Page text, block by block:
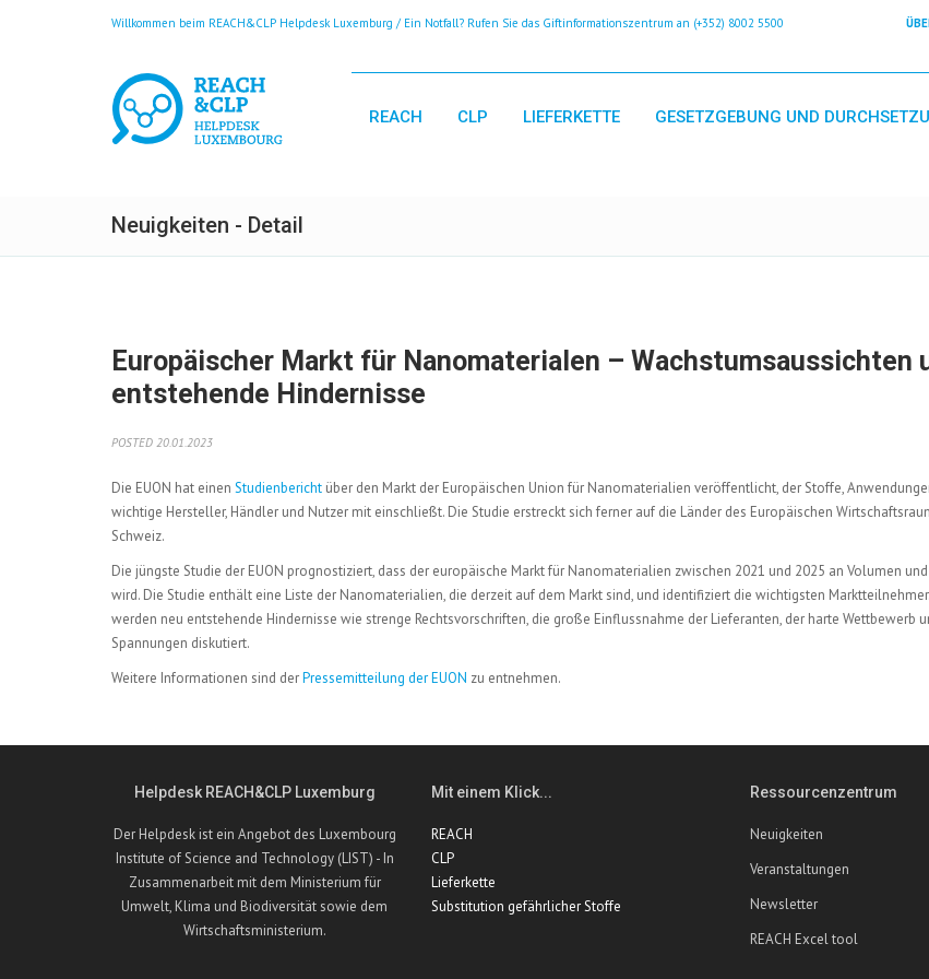
Willkommen beim REACH&CLP Helpdesk Luxemburg / Ein Notfall? Rufen Sie das Giftinformationszentrum an (+352) 8002 5500
REACH CLP LIEFERKETTE GESETZGEBUNG UND
Neuigkeiten - Detail
Europäischer Markt für Nanomaterialen – Wachstumsaussichten
entstehende Hindernisse
POSTED 20.01.2023
Die EUON hat einen Studienbericht über den Markt der Europäischen Union für Nanomaterialien veröffentlicht, der Stoffe,
wichtige Hersteller, Händler und Nutzer mit einschließt. Die Studie erstreckt sich ferner auf die Länder des Europäischen
Schweiz.
Die jüngste Studie der EUON prognostiziert, dass der europäische Markt für Nanomaterialien zwischen 2021 und 2025 an Volumen
wird. Die Studie enthält eine Liste der Nanomaterialien, die derzeit auf dem Markt sind, und identifiziert die wichtigsten
werden neu entstehende Hindernisse wie strenge Rechtsvorschriften, die große Einflussnahme der Lieferanten, der harte Wettbewerb
Spannungen diskutiert.
Weitere Informationen sind derPressemitteilung der EUON zu entnehmen.
Helpdesk REACH&CLP Luxemburg
Der Helpdesk ist ein Angebot des Luxembourg
Institute of Science and Technology (LIST) - In
Zusammenarbeit mit dem Ministerium für
Umwelt, Klima und Biodiversität sowie dem
Wirtschaftsministerium.
Mit einem Klick...
REACH
CLP
Lieferkette
Substitution gefährlicher Stoffe
Ressourcenzentrum
Neuigkeiten
Veranstaltungen
Newsletter
REACH Excel tool